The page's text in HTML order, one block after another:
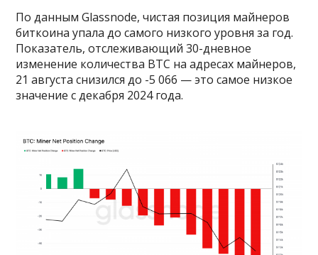
По данным Glassnode, чистая позиция майнеров
биткоина упала до самого низкого уровня за год.
Показатель, отслеживающий 30-дневное
изменение количества BTC на адресах майнеров,
21 августа снизился до -5 066 — это самое низкое
значение с декабря 2024 года.